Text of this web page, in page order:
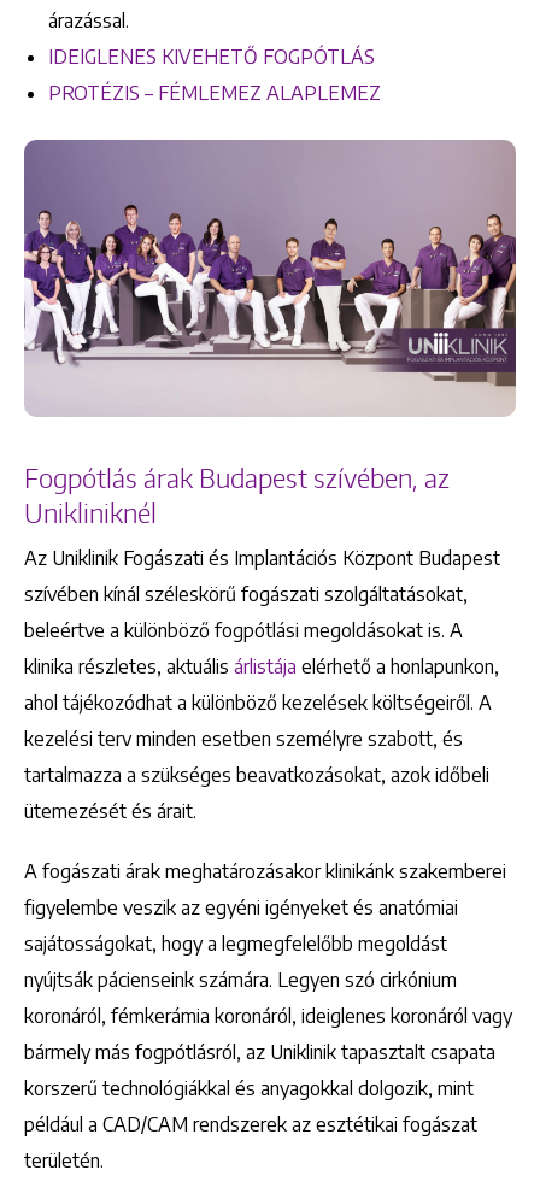
árazással.
IDEIGLENES KIVEHETŐ FOGPÓTLÁS
PROTÉZIS – FÉMLEMEZ ALAPLEMEZ
Fogpótlás árak Budapest szívében, az
Unikliniknél
Az Uniklinik Fogászati és Implantációs Központ Budapest
szívében kínál széleskörű fogászati szolgáltatásokat,
beleértve a különböző fogpótlási megoldásokat is. A
klinika részletes, aktuális árlistája elérhető a honlapunkon,
ahol tájékozódhat a különböző kezelések költségeiről. A
kezelési terv minden esetben személyre szabott, és
tartalmazza a szükséges beavatkozásokat, azok időbeli
ütemezését és árait.
A fogászati árak meghatározásakor klinikánk szakemberei
figyelembe veszik az egyéni igényeket és anatómiai
sajátosságokat, hogy a legmegfelelőbb megoldást
nyújtsák pácienseink számára. Legyen szó cirkónium
koronáról, fémkerámia koronáról, ideiglenes koronáról vagy
bármely más fogpótlásról, az Uniklinik tapasztalt csapata
korszerű technológiákkal és anyagokkal dolgozik, mint
például a CAD/CAM rendszerek az esztétikai fogászat
területén.​